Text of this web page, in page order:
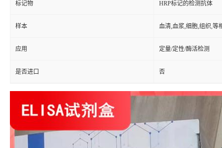
标记物 HRP标记的检测抗体
样本 血清,血浆,细胞,组织,等
应用 定量/定性/酶活检测
是否进口 否